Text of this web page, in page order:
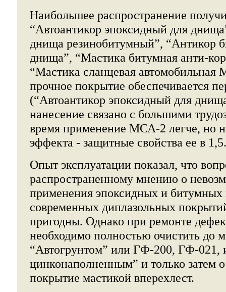
Наибольшее распространение
“Автоантикор эпоксидный для
днища резинобитумный”, “Антикор
днища”, “Мастика битумная анти-
“Мастика сланцевая
прочное покрытие обеспечивается
(“Автоантикор эпоксидный для
нанесение связано с большими
время применение МСА-2 легче, но
эффекта - защитные свойства ее в
Опыт эксплуатации показал, что
распространенному мнению о
применения эпоксидных и битумных
современных диплазольных
пригодны. Однако при ремонте
необходимо полностью очистить до
“Автогрунтом” или ГФ-200, ГФ-021,
цинконаполненным” и только затем
покрытие мастикой вперехлест.